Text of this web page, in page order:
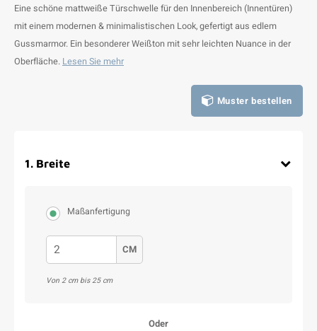
Eine schöne mattweiße Türschwelle für den Innenbereich (Innentüren)
mit einem modernen & minimalistischen Look, gefertigt aus edlem
Gussmarmor. Ein besonderer Weißton mit sehr leichten Nuance in der
Oberfläche. Lesen Sie mehr
Muster bestellen
1. Breite
Maßanfertigung
CM
Von 2 cm bis 25 cm
Oder